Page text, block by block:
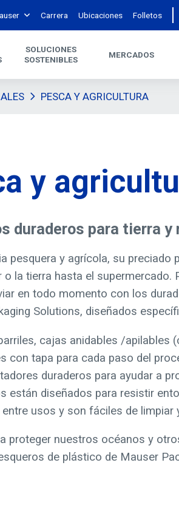
Carrera Ubicaciones Folletos
SOLUCIONES
SOSTENIBLES
MERCADOS
PESCA Y AGRICULTURA
y
duraderos para tierra y
pesquera y agrícola, su
o la tierra hasta el
en todo momento con los
Solutions, diseñados
cajas anidables /apilables
con tapa para cada paso del
duraderos para ayudar a
están diseñados para resistir
usos y son fáciles de limpiar
proteger nuestros océanos y
de plástico de Mauser